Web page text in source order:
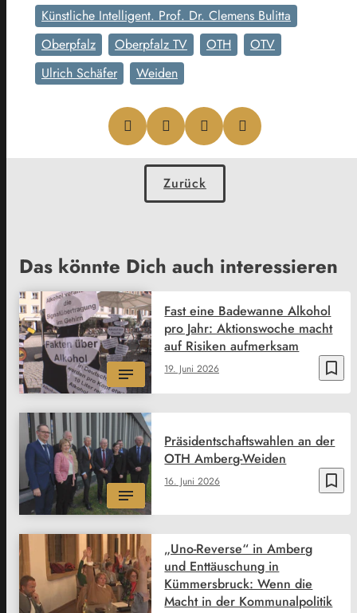
Künstliche Intelligent. Prof. Dr. Clemens Bulitta
Oberpfalz
Oberpfalz TV OTH
OTV
Ulrich Schäfer
Weiden
Zurück
Das könnte Dich auch interessieren
bookmark_border
19. Juni 2026
Fast eine Badewanne Alkohol
pro Jahr: Aktionswoche macht
auf Risiken aufmerksam
bookmark_border
16. Juni 2026
Präsidentschaftswahlen an der
OTH Amberg-Weiden
„Uno-Reverse“ in Amberg
und Enttäuschung in
Kümmersbruck: Wenn die
Macht in der Kommunalpolitik